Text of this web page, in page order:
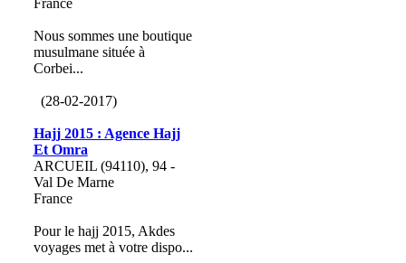
France
Nous sommes une boutique
musulmane située à
Corbei...
(28-02-2017)
Hajj 2015 : Agence Hajj
Et Omra
ARCUEIL (94110), 94 -
Val De Marne
France
Pour le hajj 2015, Akdes
voyages met à votre dispo...